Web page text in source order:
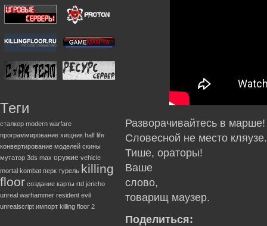
Теги
сталкер modern warfare
программирование хищник half life
конвертирование моделей скины
мутатор 3ds max оружие vehicle
mortal kombat перк турель killing
floor создание карты rtd jericho
unreal warhammer resident evil
unrealscript импорт killing floor 2
Разворачивайтесь в марше!
Словесной не место кляузе.
Тише, ораторы!
Ваше
слово,
товарищ маузер.
Поделиться: